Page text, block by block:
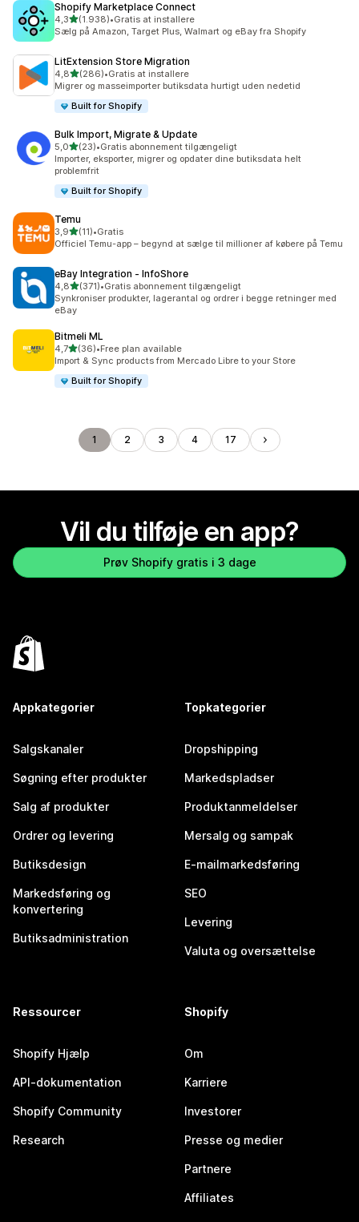
Shopify Marketplace Connect
4,3ud af 5 stjerner
(1.938)
1938 anmeldelser i alt
•Gratis at installere
Sælg på Amazon, Target Plus, Walmart og eBay fra Shopify
LitExtension Store Migration
4,8ud af 5 stjerner
(286)
286 anmeldelser i alt
•Gratis at installere
Migrer og masseimporter butiksdata hurtigt uden nedetid
Built for Shopify
Bulk Import, Migrate & Update
5,0ud af 5 stjerner
(23)
23 anmeldelser i alt
•Gratis abonnement tilgængeligt
Importer, eksporter, migrer og opdater dine butiksdata helt
problemfrit
Built for Shopify
Temu
3,9ud af 5 stjerner
(11)
11 anmeldelser i alt
•Gratis
Officiel Temu-app – begynd at sælge til millioner af købere på Temu
eBay Integration ‑ InfoShore
4,8ud af 5 stjerner
(371)
371 anmeldelser i alt
•Gratis abonnement tilgængeligt
Synkroniser produkter, lagerantal og ordrer i begge retninger med
eBay
Bitmeli ML
4,7ud af 5 stjerner
(36)
36 anmeldelser i alt
•Free plan available
Import & Sync products from Mercado Libre to your Store
Built for Shopify
1 2 3 4 17
Vil du tilføje en app?
Prøv Shopify gratis i 3 dage
Appkategorier
Salgskanaler
Søgning efter produkter
Salg af produkter
Ordrer og levering
Butiksdesign
Markedsføring og
konvertering
Butiksadministration
Topkategorier
Dropshipping
Markedspladser
Produktanmeldelser
Mersalg og sampak
E-mailmarkedsføring
SEO
Levering
Valuta og oversættelse
Ressourcer
Shopify Hjælp
API-dokumentation
Shopify Community
Research
Shopify
Om
Karriere
Investorer
Presse og medier
Partnere
Affiliates